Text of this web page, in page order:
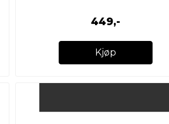
449,-
Kjøp